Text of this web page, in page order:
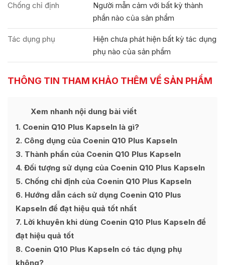
Chống chỉ định
Người mẫn cảm với bất kỳ thành
phần nào của sản phẩm
Tác dụng phụ
Hiện chưa phát hiện bất kỳ tác dụng
phụ nào của sản phẩm
THÔNG TIN THAM KHẢO THÊM VỀ SẢN PHẨM
Xem nhanh nội dung bài viết
1 Coenin Q10 Plus Kapseln là gì?
2 Công dụng của Coenin Q10 Plus Kapseln
3 Thành phần của Coenin Q10 Plus Kapseln
4 Đối tượng sử dụng của Coenin Q10 Plus Kapseln
5 Chống chỉ định của Coenin Q10 Plus Kapseln
6 Hướng dẫn cách sử dụng Coenin Q10 Plus
Kapseln để đạt hiệu quả tốt nhất
7 Lời khuyên khi dùng Coenin Q10 Plus Kapseln để
đạt hiệu quả tốt
8 Coenin Q10 Plus Kapseln có tác dụng phụ
không?